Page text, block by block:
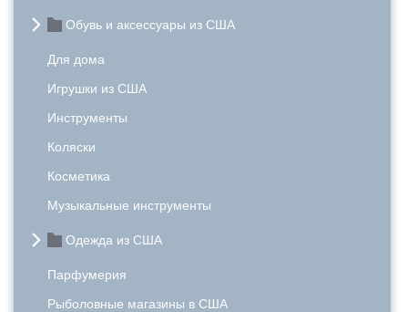
Обувь и аксессуары из США
Для дома
Игрушки из США
Инструменты
Коляски
Косметика
Музыкальные инструменты
Одежда из США
Парфумерия
Рыболовные магазины в США